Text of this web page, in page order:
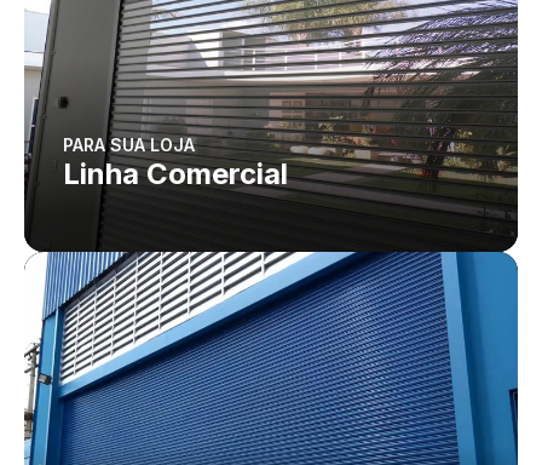
PARA SUA LOJA
Linha Comercial